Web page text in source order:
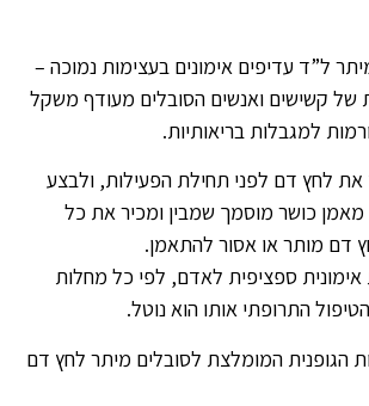
ל”ד עדיפים אימונים בעצימות נמוכה –
של קשישים ואנשים הסובלים מעודף משקל
למגבלות בריאותיות.
לחץ דם לפני תחילת הפעילות, ולבצע
מאמן כושר מוסמך שמבין ומכיר את כל
דם מותר או אסור להתאמן.
אימונית ספציפית לאדם, לפי כל מחלות
התרופתי אותו הוא נוטל.
הגופנית המומלצת לסובלים מיתר לחץ דם